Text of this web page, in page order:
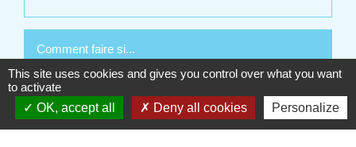
Comment faire si...
Ouvrir un commerce
Devenir vendeur à domicile
This site uses cookies and gives you control over what you want
to activate
OK, accept all
Deny all cookies Personalize